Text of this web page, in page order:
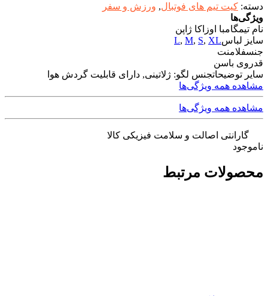
دسته: کیت تیم های فوتبال, ورزش و سفر
ویژگی‌ها
نام تیمگامبا اوزاکا ژاپن
سایز لباس
L, M, S, XL
جنسفلامنت
قدروی باسن
سایر توضیحاتجنس لگو: ژلاتینی, دارای قابلیت گردش هوا
مشاهده همه ویژگی‌ها
مشاهده همه ویژگی‌ها
گارانتی اصالت و سلامت فیزیکی کالا
ناموجود
محصولات مرتبط